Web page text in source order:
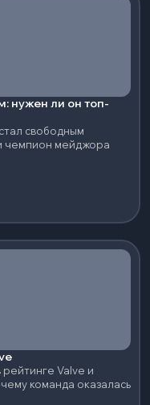
нужен ли он топ-
свободным
чемпион мейджора
Valve и
команда оказалась